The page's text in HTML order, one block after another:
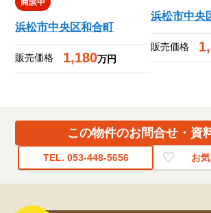
商談中
浜松市中央区和合町
販売価格 1,180万円
浜松市中央
販売価格
この物件のお問合せ・資
TEL. 053-448-5656 お